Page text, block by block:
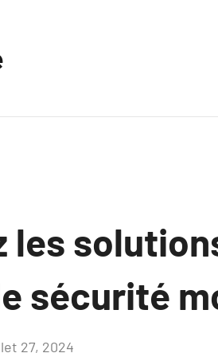
les
sécurité
27, 2024